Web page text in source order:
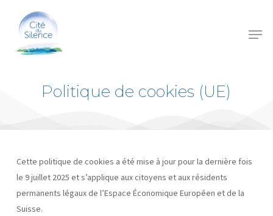
content
Menu
Politique de cookies (UE)
Cette politique de cookies a été mise à jour pour la dernière fois
le 9 juillet 2025 et s’applique aux citoyens et aux résidents
permanents légaux de l’Espace Économique Européen et de la
Suisse.